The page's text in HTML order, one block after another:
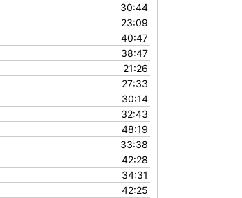
30:44
23:09
40:47
38:47
21:26
27:33
30:14
32:43
48:19
33:38
42:28
34:31
42:25